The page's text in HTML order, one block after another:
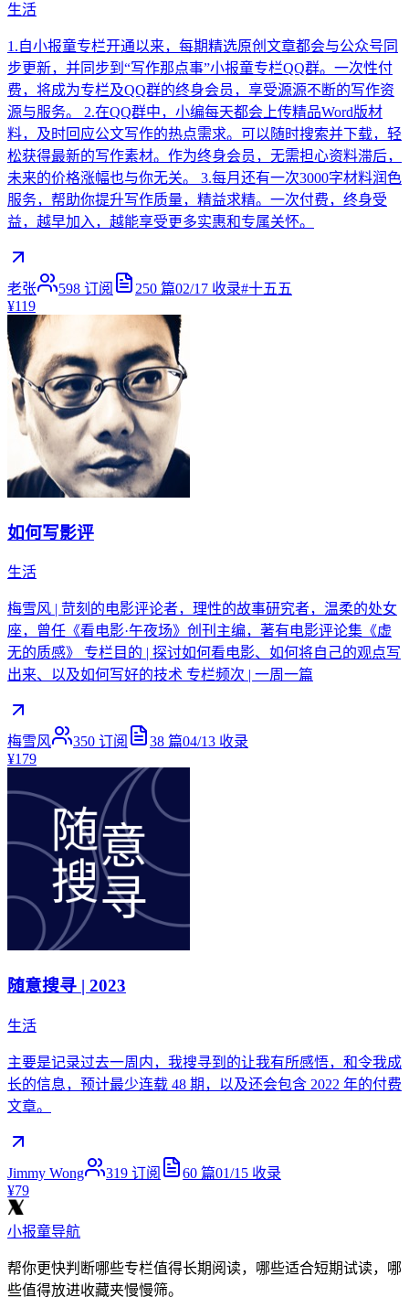
生活
1.自小报童专栏开通以来，每期精选原创文章都会与公众号同
步更新，并同步到“写作那点事”小报童专栏QQ群。一次性付
费，将成为专栏及QQ群的终身会员，享受源源不断的写作资
源与服务。 2.在QQ群中，小编每天都会上传精品Word版材
料，及时回应公文写作的热点需求。可以随时搜索并下载，轻
松获得最新的写作素材。作为终身会员，无需担心资料滞后，
未来的价格涨幅也与你无关。 3.每月还有一次3000字材料润色
服务，帮助你提升写作质量，精益求精。一次付费，终身受
益，越早加入，越能享受更多实惠和专属关怀。
老张 598 订阅 250 篇02/17 收录#十五五
¥119
如何写影评
生活
梅雪风 | 苛刻的电影评论者，理性的故事研究者，温柔的处女
座，曾任《看电影·午夜场》创刊主编，著有电影评论集《虚
无的质感》 专栏目的 | 探讨如何看电影、如何将自己的观点写
出来、以及如何写好的技术 专栏频次 | 一周一篇
梅雪风 350 订阅 38 篇04/13 收录
¥179
随意搜寻 | 2023
生活
主要是记录过去一周内，我搜寻到的让我有所感悟，和令我成
长的信息，预计最少连载 48 期，以及还会包含 2022 年的付费
文章。
Jimmy Wong 319 订阅 60 篇01/15 收录
¥79
小报童导航
帮你更快判断哪些专栏值得长期阅读，哪些适合短期试读，哪
些值得放进收藏夹慢慢筛。